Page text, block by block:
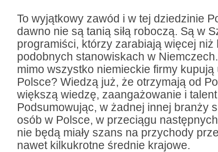
To wyjątkowy zawód i w tej dziedzinie
dawno nie są tanią siłą roboczą. Są w
programiści, którzy zarabiają więcej niż
podobnych stanowiskach w
mimo wszystko niemieckie firmy kupują
Polsce? Wiedzą już, że otrzymają od
większą wiedzę, zaangażowanie i
Podsumowując, w żadnej innej branży
osób w Polsce, w przeciągu
nie będą miały szans na przychody
nawet kilkukrotne średnie krajowe.